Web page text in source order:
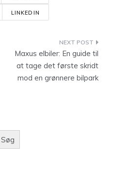
LINKEDIN
Maxus elbiler: En guide til
at tage det første skridt
mod en grønnere bilpark
Søg